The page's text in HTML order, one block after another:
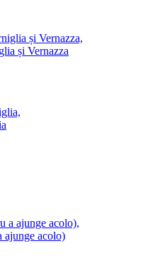
și Vernazza
ajunge acolo)